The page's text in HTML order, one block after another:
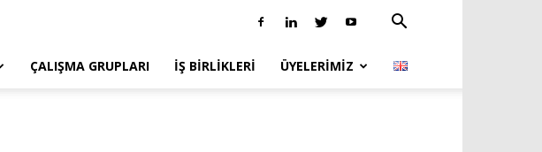
ÇALIŞMA GRUPLARI İŞ BIRLIKLERI ÜYELERIMIZ